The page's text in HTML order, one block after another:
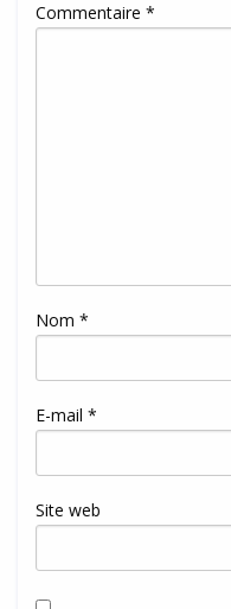
Commentaire *
Nom *
E-mail *
Site web